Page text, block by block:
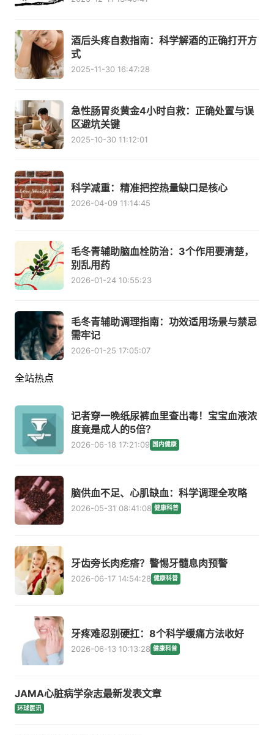
酒后头疼自救指南：科学解酒的正确打开方
式
2025-11-30 16:47:28
急性肠胃炎黄金4小时自救：正确处置与误
区避坑关键
2025-10-30 11:12:01
科学减重：精准把控热量缺口是核心
2026-04-09 11:14:45
毛冬青辅助脑血栓防治：3个作用要清楚，
别乱用药
2026-01-24 10:55:23
毛冬青辅助调理指南：功效适用场景与禁忌
需牢记
2026-01-25 17:05:07
全站热点
记者穿一晚纸尿裤血里查出毒！宝宝血液浓
度竟是成人的5倍？
2026-06-18 17:21:09 国内健康
脑供血不足、心肌缺血：科学调理全攻略
2026-05-31 08:41:08 健康科普
牙齿旁长肉疙瘩？警惕牙髓息肉预警
2026-06-17 14:54:28 健康科普
牙疼难忍别硬扛：8个科学缓痛方法收好
2026-06-13 10:13:28 健康科普
JAMA心脏病学杂志最新发表文章
环球医讯